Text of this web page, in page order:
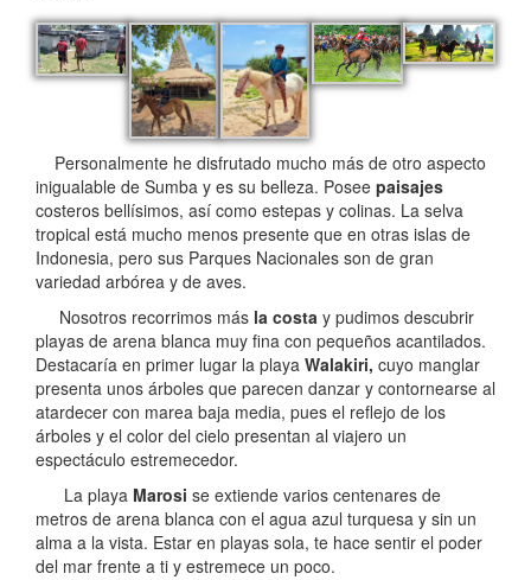
Personalmente he disfrutado mucho más de otro aspecto
inigualable de Sumba y es su belleza. Posee paisajes
costeros bellísimos, así como estepas y colinas. La selva
tropical está mucho menos presente que en otras islas de
Indonesia, pero sus Parques Nacionales son de gran
variedad arbórea y de aves.
Nosotros recorrimos más la costa y pudimos descubrir
playas de arena blanca muy fina con pequeños acantilados.
Destacaría en primer lugar la playa Walakiri, cuyo manglar
presenta unos árboles que parecen danzar y contornearse al
atardecer con marea baja media, pues el reflejo de los
árboles y el color del cielo presentan al viajero un
espectáculo estremecedor.
La playa Marosi se extiende varios centenares de
metros de arena blanca con el agua azul turquesa y sin un
alma a la vista. Estar en playas sola, te hace sentir el poder
del mar frente a ti y estremece un poco.